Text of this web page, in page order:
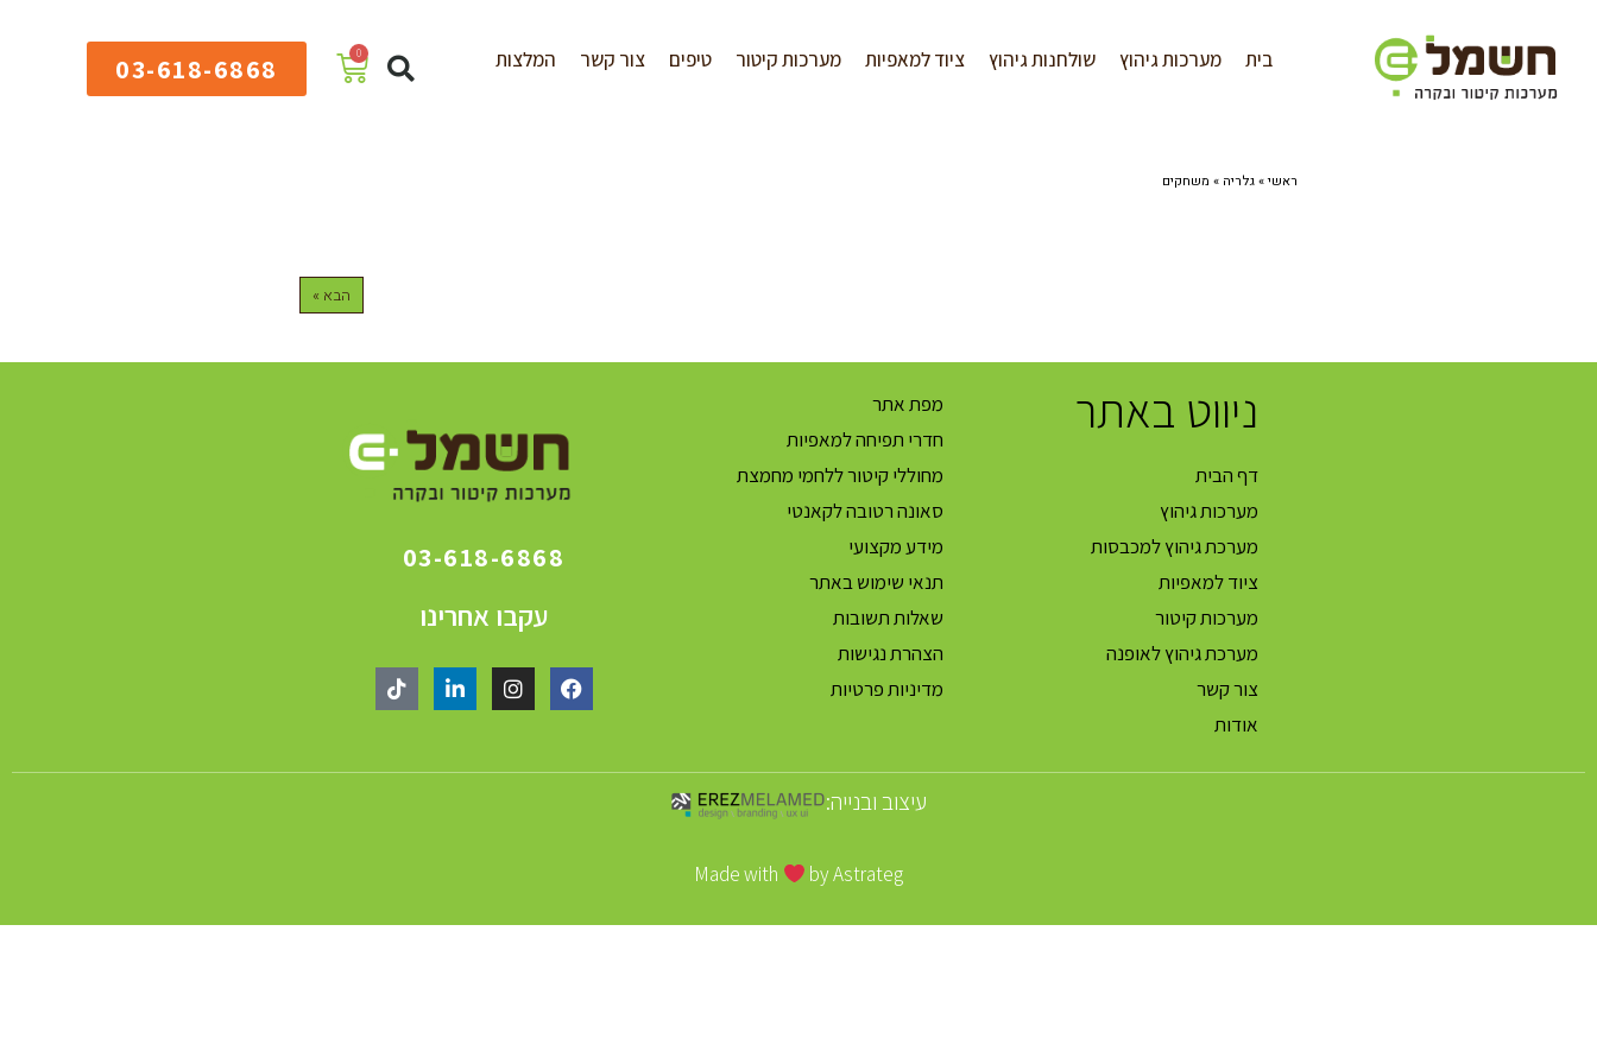
בית
מערכות גיהוץ שולחנות גיהוץ ציוד למאפיות מערכות קיטור טיפים צור קשר המלצות 0
03-618-6868
ראשי»גלריה » משחקים
הבא »
ניווט באתר
דף הבית
מערכות גיהוץ
מערכת גיהוץ למכבסות
ציוד למאפיות
מערכות קיטור
מערכת גיהוץ לאופנה
צור קשר
אודות
מפת אתר
חדרי תפיחה למאפיות
מחוללי קיטור ללחמי מחמצת
סאונה רטובה לקאנטי
מידע מקצועי
תנאי שימוש באתר
שאלות תשובות
הצהרת נגישות
מדיניות פרטיות
03-618-6868
עקבו אחרינו
עיצוב ובנייה:
Made with by Astrateg